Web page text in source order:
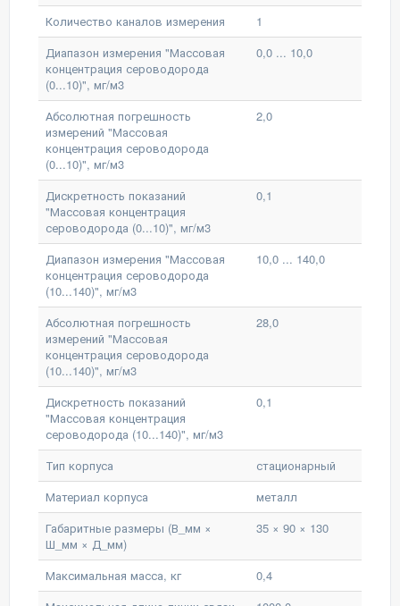
Количество каналов измерения
1
Диапазон измерения "Массовая
концентрация сероводорода
(0...10)", мг/м3
0,0 ... 10,0
Абсолютная погрешность
измерений "Массовая
концентрация сероводорода
(0...10)", мг/м3
2,0
Дискретность показаний
"Массовая концентрация
сероводорода (0...10)", мг/м3
0,1
Диапазон измерения "Массовая
концентрация сероводорода
(10...140)", мг/м3
10,0 ... 140,0
Абсолютная погрешность
измерений "Массовая
концентрация сероводорода
(10...140)", мг/м3
28,0
Дискретность показаний
"Массовая концентрация
сероводорода (10...140)", мг/м3
0,1
Тип корпуса
стационарный
Материал корпуса
металл
Габаритные размеры (В_мм ×
Ш_мм × Д_мм)
35 × 90 × 130
Максимальная масса, кг
0,4